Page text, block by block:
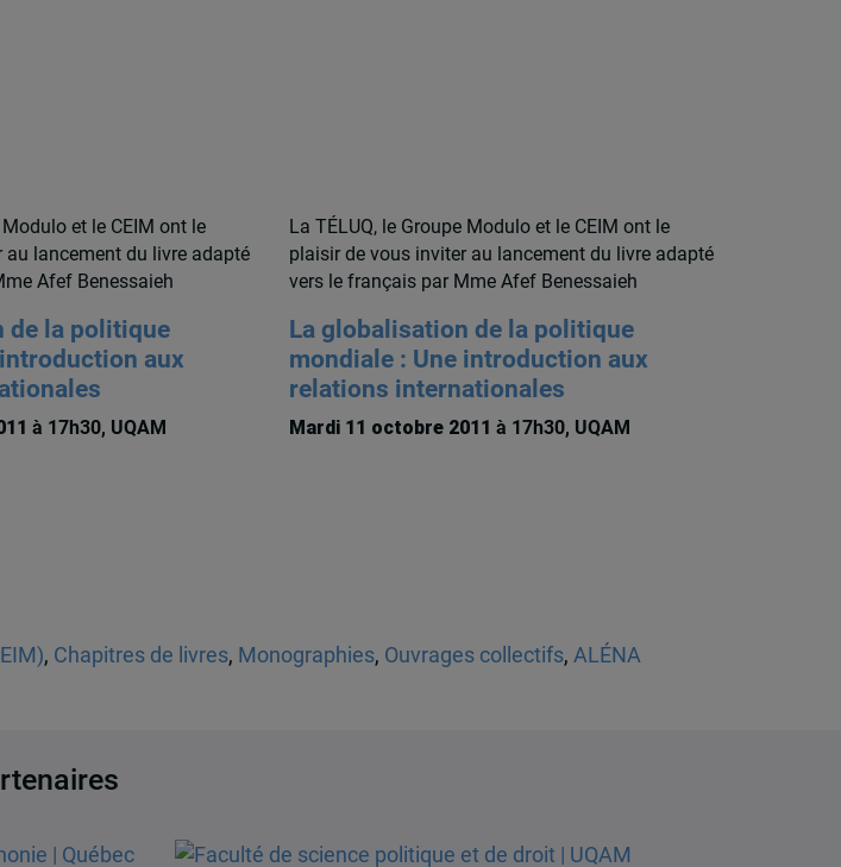
Modulo et le CEIM ont le
lancement du livre adapté
Afef Benessaieh
de la politique
aux
à 17h30, UQAM
La TÉLUQ, le Groupe Modulo et le CEIM ont le
plaisir de vous inviter au lancement du livre adapté
vers le français par Mme Afef Benessaieh
La globalisation de la politique
mondiale : Une introduction aux
relations internationales
Mardi 11 octobre 2011 à 17h30, UQAM
, Chapitres de livres, Monographies, Ouvrages collectifs, ALÉNA